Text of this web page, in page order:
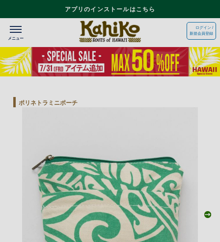
アプリのインストールはこちら
ログイン /
新規会員登録
ポリネトラミニポーチ